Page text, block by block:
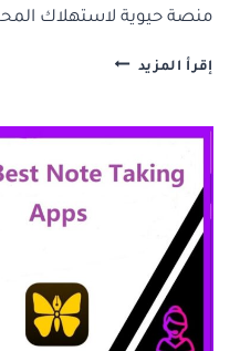
منصة حيوية لاستهلاك
إقرأ المزيد افضل
للاندرويد